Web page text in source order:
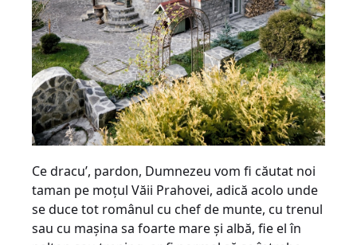
Ce dracu’, pardon, Dumnezeu vom fi căutat noi
taman pe moţul Văii Prahovei, adică acolo unde
se duce tot românul cu chef de munte, cu trenul
sau cu maşina sa foarte mare şi albă, fie el în